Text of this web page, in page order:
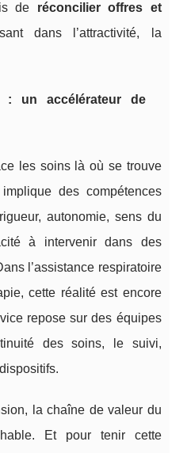
de réconcilier offres et
dans l’attractivité, la
: un accélérateur de
les soins là où se trouve
des compétences
autonomie, sens du
à intervenir dans des
l’assistance respiratoire
cette réalité est encore
repose sur des équipes
des soins, le suivi,
la chaîne de valeur du
Et pour tenir cette